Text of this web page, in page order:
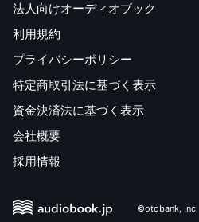
法人向けオーディオブック
利用規約
プライバシーポリシー
特定商取引法に基づく表示
資金決済法に基づく表示
会社概要
採用情報
©otobank, Inc.